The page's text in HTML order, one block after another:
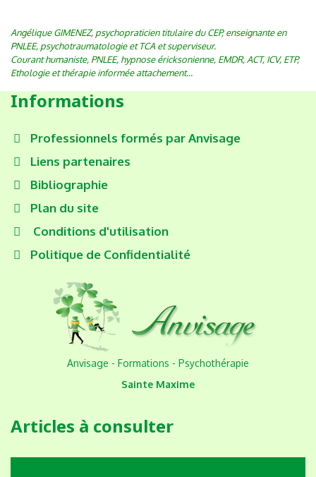
Angélique GIMENEZ, psychopraticien titulaire du CEP, enseignante en
PNLEE, psychotraumatologie et TCA et superviseur.
Courant humaniste, PNLEE, hypnose éricksonienne, EMDR, ACT, ICV, ETP,
Ethologie et thérapie informée attachement...
Informations
Professionnels formés par Anvisage
Liens partenaires
Bibliographie
Plan du site
Conditions d'utilisation
Politique de Confidentialité
Anvisage - Formations - Psychothérapie
Sainte Maxime
Articles à consulter